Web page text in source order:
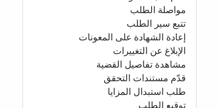
مواصلة الطلب
تتبع سير الطلب
إعادة الشهادة على المعونات
الإبلاغ عن التغييرات
مشاهدة تفاصيل القضية
قدّم مستندات التحقق
طلب استبدال المزايا
توقيع الطلب